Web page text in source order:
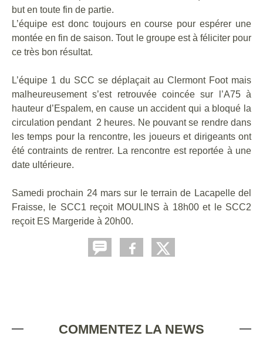
but en toute fin de partie.
L’équipe est donc toujours en course pour espérer une
montée en fin de saison. Tout le groupe est à féliciter pour
ce très bon résultat.
L’équipe 1 du SCC se déplaçait au Clermont Foot mais
malheureusement s’est retrouvée coincée sur l’A75 à
hauteur d’Espalem, en cause un accident qui a bloqué la
circulation pendant 2 heures. Ne pouvant se rendre dans
les temps pour la rencontre, les joueurs et dirigeants ont
été contraints de rentrer. La rencontre est reportée à une
date ultérieure.
Samedi prochain 24 mars sur le terrain de Lacapelle del
Fraisse, le SCC1 reçoit MOULINS à 18h00 et le SCC2
reçoit ES Margeride à 20h00.
COMMENTEZ LA NEWS